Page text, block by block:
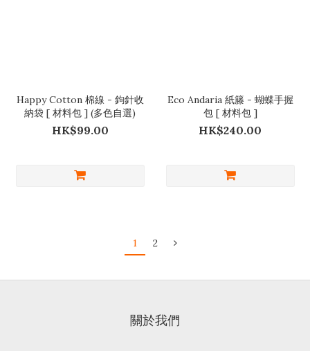
Happy Cotton 棉線 - 鉤針收
納袋 [ 材料包 ] (多色自選)
HK$99.00
Eco Andaria 紙籐 - 蝴蝶手握
包 [ 材料包 ]
HK$240.00
1 2
關於我們